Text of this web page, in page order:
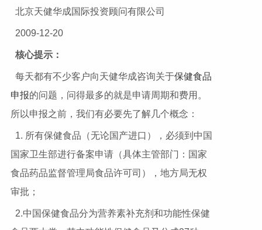
北京天健华成国际投资顾问有限公司
2009-12-20
核心提示：
每天都有不少客户向天健华成咨询关于保健食品
申报的问题，问得最多的就是申请周期和费用。
所以申报之前，我们有必要先了解几个概念：
1. 所有保健食品（无论国产进口），必须到中国
国家卫生部进行备案申请（具体主管部门：国家
食品药品监督管理局食品许可司），地方局无权
审批；
2.中国保健食品分为营养素补充剂和功能性保健